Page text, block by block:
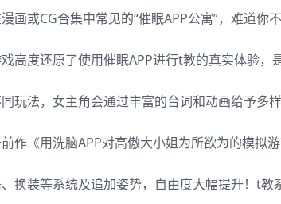
画或CG合集中常见的“催眠APP公寓”，难道你
高度还原了使用催眠APP进行t教的真实体验，
玩法，女主角会通过丰富的台词和动画给予多
作《用洗脑APP对高傲大小姐为所欲为的模拟游
换装等系统及追加姿势，自由度大幅提升！t教